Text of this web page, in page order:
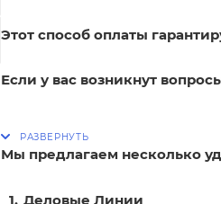
Этот способ оплаты
Если у вас возникнут
Мы предлагаем несколько
Деловые Линии